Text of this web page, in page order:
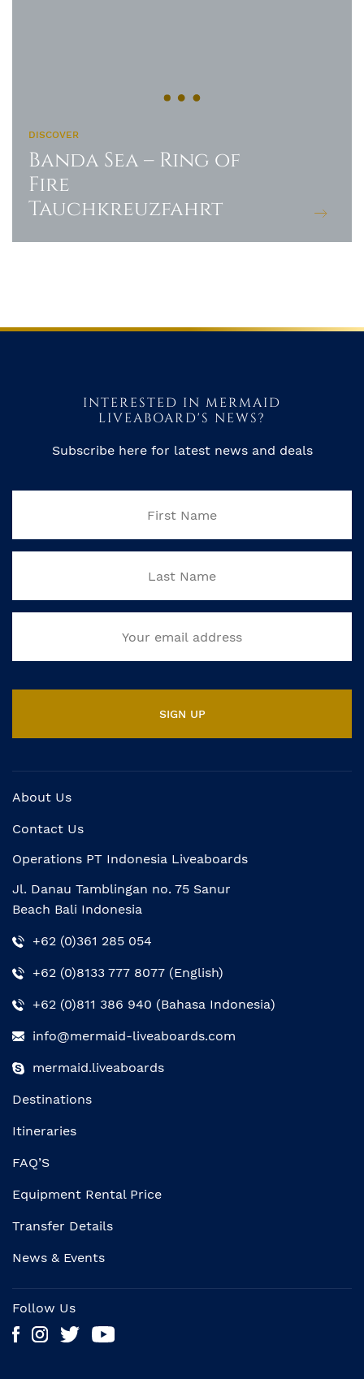
DISCOVER
Banda Sea – Ring of
Fire
Tauchkreuzfahrt
INTERESTED IN MERMAID
LIVEABOARD'S NEWS?
Subscribe here for latest news and deals
About Us
Contact Us
Operations PT Indonesia Liveaboards
Jl. Danau Tamblingan no. 75 Sanur
Beach Bali Indonesia
+62 (0)361 285 054
+62 (0)8133 777 8077 (English)
+62 (0)811 386 940 (Bahasa Indonesia)
info@mermaid-liveaboards.com
mermaid.liveaboards
Destinations
Itineraries
FAQ’S
Equipment Rental Price
Transfer Details
News & Events
Follow Us